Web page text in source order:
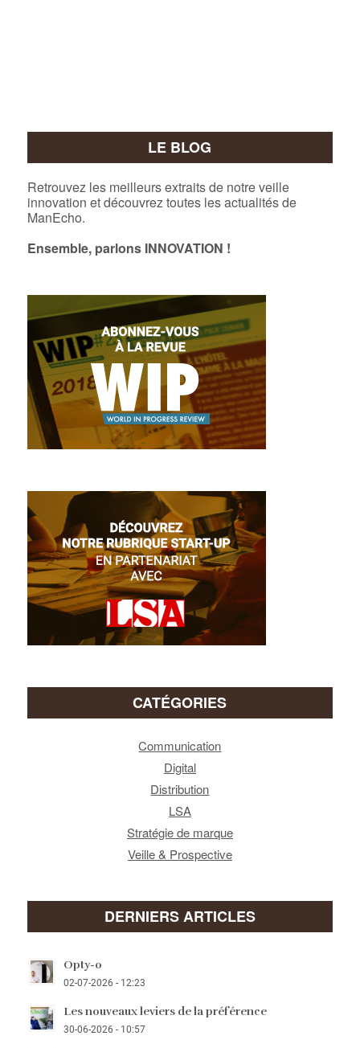
LE BLOG
Retrouvez les meilleurs extraits de notre veille
innovation et découvrez toutes les actualités de
ManEcho.
Ensemble, parlons INNOVATION !
CATÉGORIES
Communication
Digital
Distribution
LSA
Stratégie de marque
Veille & Prospective
DERNIERS ARTICLES
Opty-o
02-07-2026 - 12:23
Les nouveaux leviers de la préférence
30-06-2026 - 10:57